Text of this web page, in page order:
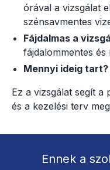
órával a vizsgálat
szénsavmentes
Fájdalmas a
fájdalommentes
Mennyi ideig tart?
Ez a vizsgálat segít a
és a kezelési terv
Ennek a